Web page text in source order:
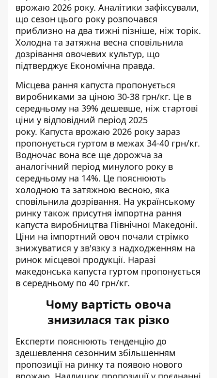
врожаю 2026 року. Аналітики зафіксували,
що сезон цього року розпочався
приблизно на два тижні пізніше, ніж торік.
Холодна та затяжна весна сповільнила
дозрівання овочевих культур, що
підтверджує Економічна правда.
Місцева рання капуста пропонується
виробниками за ціною 30-38 грн/кг. Це в
середньому на 39% дешевше, ніж стартові
ціни у відповідний період 2025
року. Капуста врожаю 2026 року зараз
пропонується гуртом в межах 34-40 грн/кг.
Водночас вона все ще дорожча за
аналогічний період минулого року в
середньому на 14%. Це пояснюють
холодною та затяжною весною, яка
сповільнила дозрівання. На українському
ринку також присутня імпортна рання
капуста виробництва Північної Македонії.
Ціни на імпортний овоч почали стрімко
знижуватися у зв'язку з надходженням на
ринок місцевої продукції. Наразі
македонська капуста гуртом пропонується
в середньому по 40 грн/кг.
Чому вартість овоча
знизилася так різко
Експерти пояснюють тенденцію до
здешевлення сезонним збільшенням
пропозиції на ринку та появою нового